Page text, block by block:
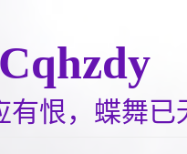
有恨，蝶舞已